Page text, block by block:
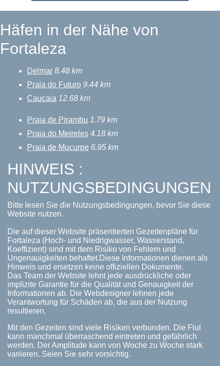
Häfen in der Nähe von
Fortaleza
Delmar 8.48 km
Praia do Futuro 9.44 km
Caucaia 12.68 km
Praia de Pirambu 1.79 km
Praia do Meireles 4.18 km
Praia de Mucurpe 6.95 km
HINWEIS :
NUTZUNGSBEDINGUNGEN
Bitte lesen Sie die Nutzungsbedingungen, bevor Sie diese
Website nutzen.
Die auf dieser Website präsentierten Gezeitenpläne für
Fortaleza (Hoch- und Niedrigwasser, Wasserstand,
Koeffizient) sind mit dem Risiko von Fehlern und
Ungenauigkeiten behaftet.Diese Informationen dienen als
Hinweis und ersetzen keine offiziellen Dokumente.
Das Team der Website lehnt jede ausdrückliche oder
implizite Garantie für die Qualität und Genauigkeit der
Informationen ab. Die Webdesigner lehnen jede
Verantwortung für Schäden ab, die aus der Nutzung
resultieren.
Mit den Gezeiten sind viele Risiken verbunden. Die Flut
kann manchmal überraschend eintreten und gefährlich
werden. Der Amplitude kann von Woche zu Woche stark
variieren. Seien Sie sehr vorsichtig.